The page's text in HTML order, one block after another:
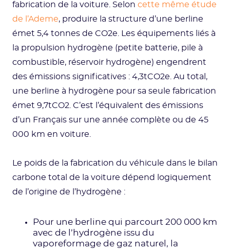
fabrication de la voiture. Selon cette même étude
de l’Ademe, produire la structure d’une berline
émet 5,4 tonnes de CO2e. Les équipements liés à
la propulsion hydrogène (petite batterie, pile à
combustible, réservoir hydrogène) engendrent
des émissions significatives : 4,3tCO2e. Au total,
une berline à hydrogène pour sa seule fabrication
émet 9,7tCO2. C’est l’équivalent des émissions
d’un Français sur une année complète ou de 45
000 km en voiture.
Le poids de la fabrication du véhicule dans le bilan
carbone total de la voiture dépend logiquement
de l’origine de l’hydrogène :
Pour une berline qui parcourt 200 000 km
avec de l’hydrogène issu du
vaporeformage de gaz naturel, la